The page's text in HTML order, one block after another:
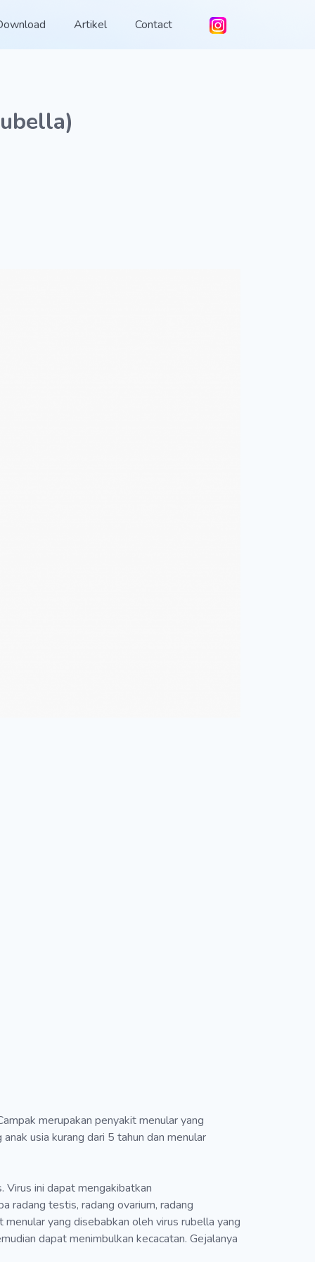
Artikel Contact
merupakan penyakit menular yang
usia kurang dari 5 tahun dan menular
Virus ini dapat mengakibatkan
radang testis, radang ovarium, radang
yang disebabkan oleh virus rubella yang
dapat menimbulkan kecacatan. Gejalanya